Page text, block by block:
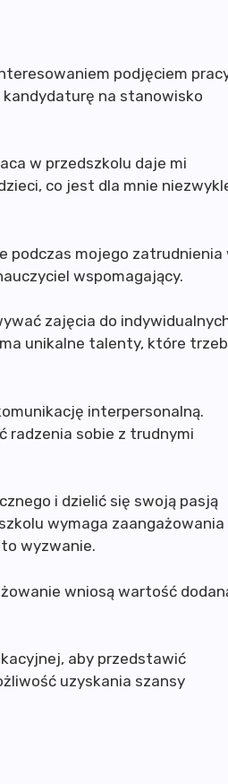
podjęciem
kandydaturę na stanowisko
w przedszkolu daje mi
co jest dla mnie
podczas mojego zatrudnienia
wspomagający.
zajęcia do
unikalne talenty, które
interpersonalną.
radzenia sobie z trudnymi
i dzielić się swoją pasją
wymaga zaangażowania
wyzwanie.
wniosą wartość
aby przedstawić
uzyskania szansy